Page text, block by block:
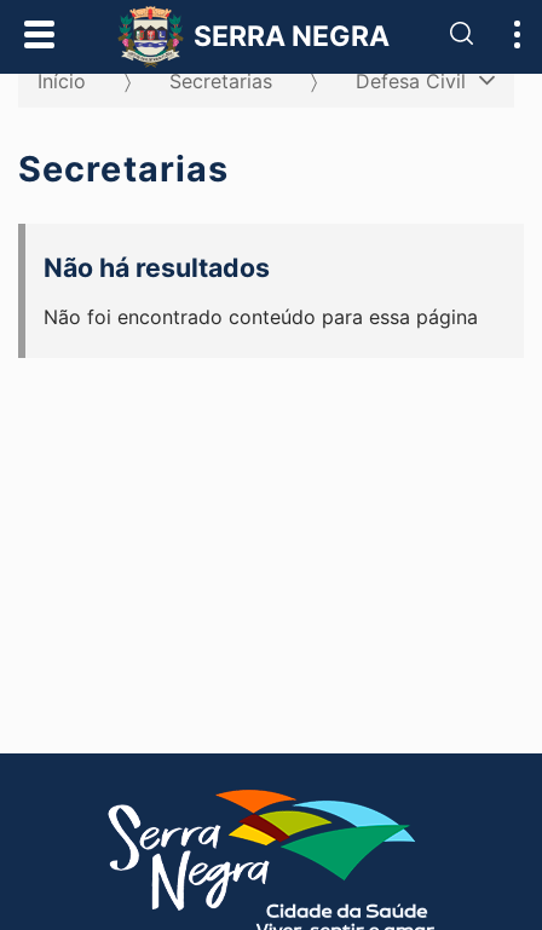
SERRA NEGRA
Início Secretarias Defesa Civil
Secretarias
Não há resultados
Não foi encontrado conteúdo para essa página